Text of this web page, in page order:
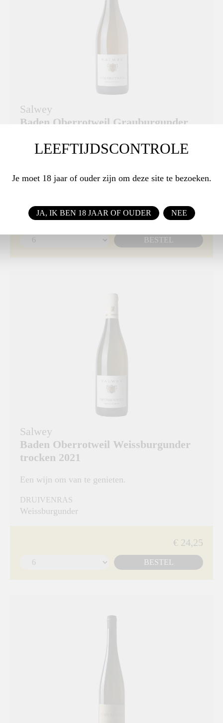
Salwey
Baden Oberrotweil Grauburgunder
Grauburgunder in Bourgognestijl, licht houtgerijpt
DRUIVENRAS
€ 24,25
BESTEL
Salwey
Baden Oberrotweil Weissburgunder
trocken 2021
Een wijn om van te genieten.
DRUIVENRAS
Weissburgunder
€ 24,25
BESTEL
LEEFTIJDSCONTROLE
Je moet 18 jaar of ouder zijn om deze site te bezoeken.
JA, IK BEN 18 JAAR OF OUDER NEE